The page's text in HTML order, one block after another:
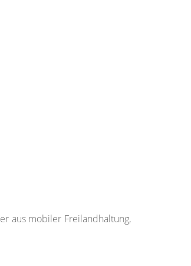
aus mobiler Freilandhaltung,